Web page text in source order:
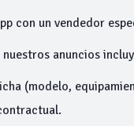
con un vendedor
anuncios
(modelo,